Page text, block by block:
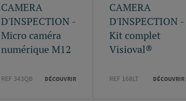
CAMERA
D'INSPECTION -
Micro caméra
numérique M12
REF 343QB DÉCOUVRIR
CAMERA
D'INSPECTION -
Kit complet
Visioval®
REF 168LT DÉCOUVRIR